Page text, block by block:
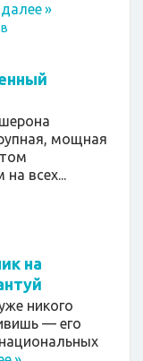
»
мощная
всех...
на
никого
— его